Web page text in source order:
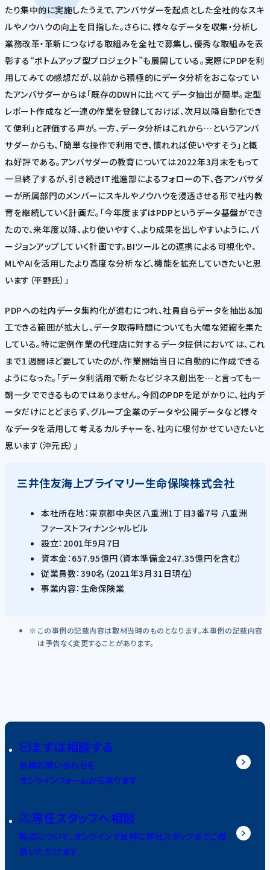
たり集中的に実施したうえで、アンバサダーを起点とした全社的なスキ
ルやノウハウの向上を目指した。さらに、様々なデータを収集・分析し
業務改革・革新につなげる取組みを全社で募集し、優秀な取組みを表
彰する“ボトムアップ型プロジェクト”も展開している。実際にPDPを利
用してみての感想だが、以前から積極的にデータ分析をおこなってい
たアンバサダーからは「既存のDWHに比べてデータ抽出が簡単。定型
レポート作成など一連の作業を登録しておけば、次月以降自動化でき
て便利」と評価する声が。一方、データ分析はこれから…というアンバ
サダーからも、「簡単な操作で利用でき、慣れれば使いやすそう」と概
ね好評である。アンバサダーの教育については2022年3月末をもって
一旦終了するが、引き続きIT推進部によるフォローの下、各アンバサダ
ーが所属部門のメンバーにスキルやノウハウを浸透させる形で社内教
育を継続していく計画だ。「今年度まずはPDPというデータ基盤ができ
たので、来年度以降、より使いやすく、より成果を出しやすいように、バ
ージョンアップしていく計画です。BIツールとの連携による可視化や、
MLやAIを活用したより高度な分析など、機能を拡充していきたいと思
います（平野氏）」
PDPへの社内データ集約化が進むにつれ、社員自らデータを抽出＆加
工できる範囲が拡大し、データ取得時間についても大幅な短縮を果た
している。特に定例作業の代理店に対するデータ提供においては、これ
まで１週間ほど要していたのが、作業開始当日に自動的に作成できる
ようになった。「データ利活用で新たなビジネス創出を…と言っても一
朝一夕でできるものではありません。今回のPDPを足がかりに、社内デ
ータだけにとどまらず、グループ企業のデータや公開データなど様々
なデータを活用して考えるカルチャーを、社内に根付かせていきたいと
思います（沖元氏）」
三井住友海上プライマリー生命保険株式会社
本社所在地：東京都中央区八重洲1丁目3番7号 八重洲
ファーストフィナンシャルビル
設立：2001年9月7日
資本金：657.95億円（資本準備金247.35億円を含む）
従業員数：390名（2021年3月31日現在）
事業内容：生命保険業
この事例の記載内容は取材当時のものとなります。本事例の記載内容
は予告なく変更することがあります。
まずは相談する
各種お問い合わせを
オンラインフォームから承ります
専任スタッフへ相談
製品について、オンラインで気軽に弊社スタッフまでご相
談いただけます